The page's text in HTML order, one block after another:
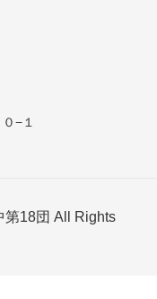
−１
第18団 All Rights